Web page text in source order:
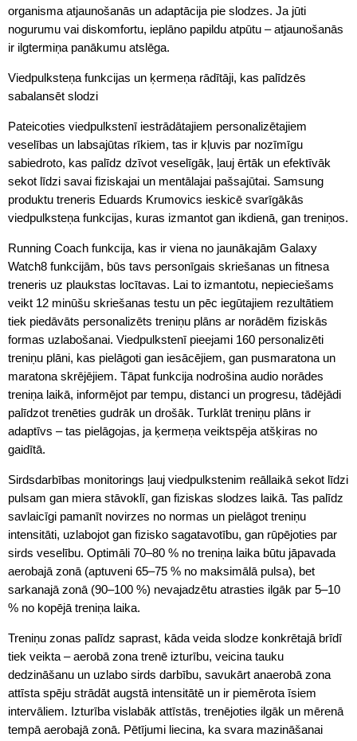
organisma atjaunošanās un adaptācija pie slodzes. Ja jūti
nogurumu vai diskomfortu, ieplāno papildu atpūtu – atjaunošanās
ir ilgtermiņa panākumu atslēga.
Viedpulksteņa funkcijas un ķermeņa rādītāji, kas palīdzēs
sabalansēt slodzi
Pateicoties viedpulkstenī iestrādātajiem personalizētajiem
veselības un labsajūtas rīkiem, tas ir kļuvis par nozīmīgu
sabiedroto, kas palīdz dzīvot veselīgāk, ļauj ērtāk un efektīvāk
sekot līdzi savai fiziskajai un mentālajai pašsajūtai. Samsung
produktu treneris Eduards Krumovics ieskicē svarīgākās
viedpulksteņa funkcijas, kuras izmantot gan ikdienā, gan treniņos.
Running Coach funkcija, kas ir viena no jaunākajām Galaxy
Watch8 funkcijām, būs tavs personīgais skriešanas un fitnesa
treneris uz plaukstas locītavas. Lai to izmantotu, nepieciešams
veikt 12 minūšu skriešanas testu un pēc iegūtajiem rezultātiem
tiek piedāvāts personalizēts treniņu plāns ar norādēm fiziskās
formas uzlabošanai. Viedpulkstenī pieejami 160 personalizēti
treniņu plāni, kas pielāgoti gan iesācējiem, gan pusmaratona un
maratona skrējējiem. Tāpat funkcija nodrošina audio norādes
treniņa laikā, informējot par tempu, distanci un progresu, tādējādi
palīdzot trenēties gudrāk un drošāk. Turklāt treniņu plāns ir
adaptīvs – tas pielāgojas, ja ķermeņa veiktspēja atšķiras no
gaidītā.
Sirdsdarbības monitorings ļauj viedpulkstenim reāllaikā sekot līdzi
pulsam gan miera stāvoklī, gan fiziskas slodzes laikā. Tas palīdz
savlaicīgi pamanīt novirzes no normas un pielāgot treniņu
intensitāti, uzlabojot gan fizisko sagatavotību, gan rūpējoties par
sirds veselību. Optimāli 70–80 % no treniņa laika būtu jāpavada
aerobajā zonā (aptuveni 65–75 % no maksimālā pulsa), bet
sarkanajā zonā (90–100 %) nevajadzētu atrasties ilgāk par 5–10
% no kopējā treniņa laika.
Treniņu zonas palīdz saprast, kāda veida slodze konkrētajā brīdī
tiek veikta – aerobā zona trenē izturību, veicina tauku
dedzināšanu un uzlabo sirds darbību, savukārt anaerobā zona
attīsta spēju strādāt augstā intensitātē un ir piemērota īsiem
intervāliem. Izturība vislabāk attīstās, trenējoties ilgāk un mērenā
tempā aerobajā zonā. Pētījumi liecina, ka svara mazināšanai